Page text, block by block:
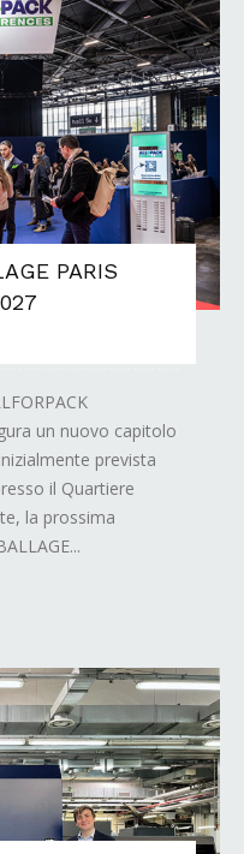
PARIS
un nuovo capitolo
prevista
il Quartiere
la prossima